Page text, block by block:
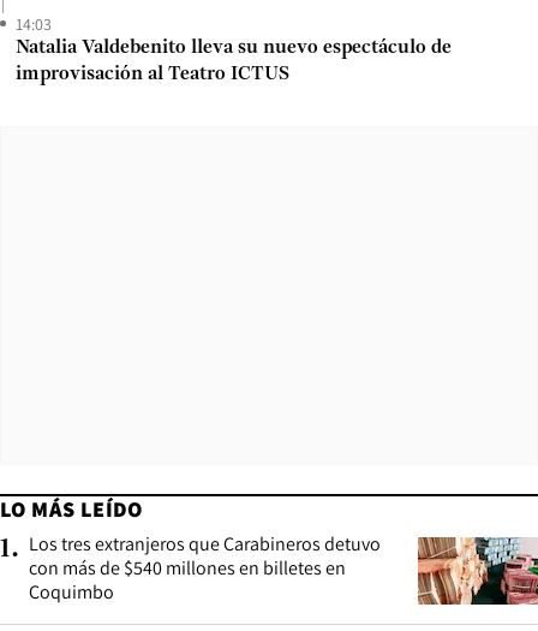
14:03
Natalia Valdebenito lleva su nuevo espectáculo de
improvisación al Teatro ICTUS
LO MÁS LEÍDO
1. Los tres extranjeros que Carabineros detuvo
con más de $540 millones en billetes en
Coquimbo